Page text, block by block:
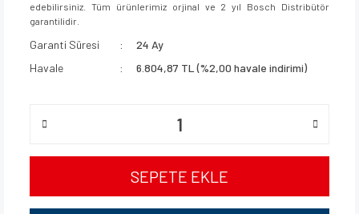
edebilirsiniz. Tüm ürünlerimiz orjinal ve 2 yıl Bosch Distribütör
garantilidir.
Garanti Süresi
24 Ay
Havale
6.804,87 TL (%2,00 havale indirimi)
SEPETE EKLE